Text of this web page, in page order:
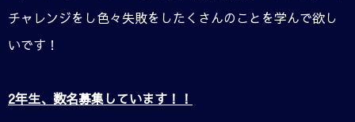
チャレンジをし色々失敗をしたくさんのことを学んで欲し
いです！
2年生、数名募集しています！！